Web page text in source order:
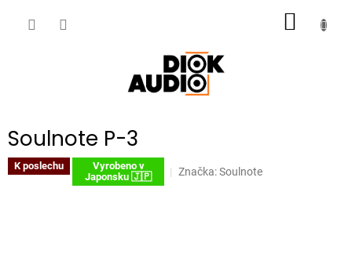
Soulnote P-3
K poslechu
Vyrobeno v
Japonsku 🇯🇵
Značka:Soulnote